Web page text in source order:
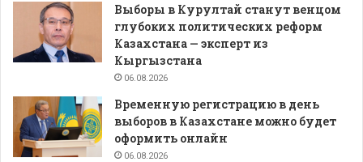
Выборы в Курултай станут венцом
глубоких политических реформ
Казахстана — эксперт из
Кыргызстана
06.08.2026
Временную регистрацию в день
выборов в Казахстане можно будет
оформить онлайн
06.08.2026